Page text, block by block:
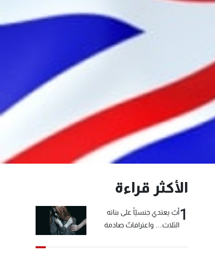
الأكثر قراءة
1أبٌ يعتدي جنسيّاً على بناته
الثلاث… واعترافاتٌ صادمة